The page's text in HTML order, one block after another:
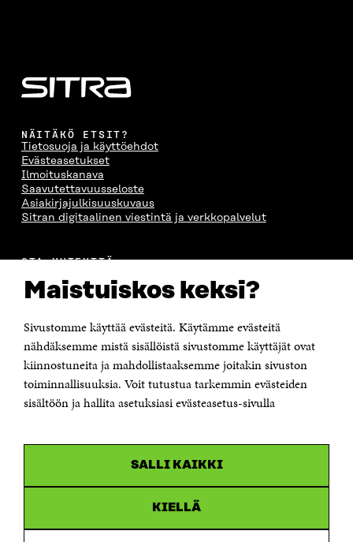
Maistuiskos keksi?
Sivustomme käyttää evästeitä. Käytämme evästeitä
nähdäksemme mistä sisällöistä sivustomme käyttäjät ovat
kiinnostuneita ja mahdollistaaksemme joitakin sivuston
toiminnallisuuksia. Voit tutustua tarkemmin evästeiden
sisältöön ja hallita asetuksiasi evästeasetus-sivulla
SALLI KAIKKI
KIELLÄ
NÄITÄKÖ ETSIT?
Tietosuoja ja käyttöehdot
Evästeasetukset
Ilmoituskanava
Saavutettavuusseloste
Asiakirjajulkisuuskuvaus
Sitran digitaalinen viestintä ja verkkopalvelut
OTA YHTEYTTÄ
Itämerenkatu 11-13, PL 160,
00181 Helsinki
Puhelin +358 294 618 991
Sähköpostiosoite
Saapumisohjeet
Y-tunnus 0202132-3
uudessa